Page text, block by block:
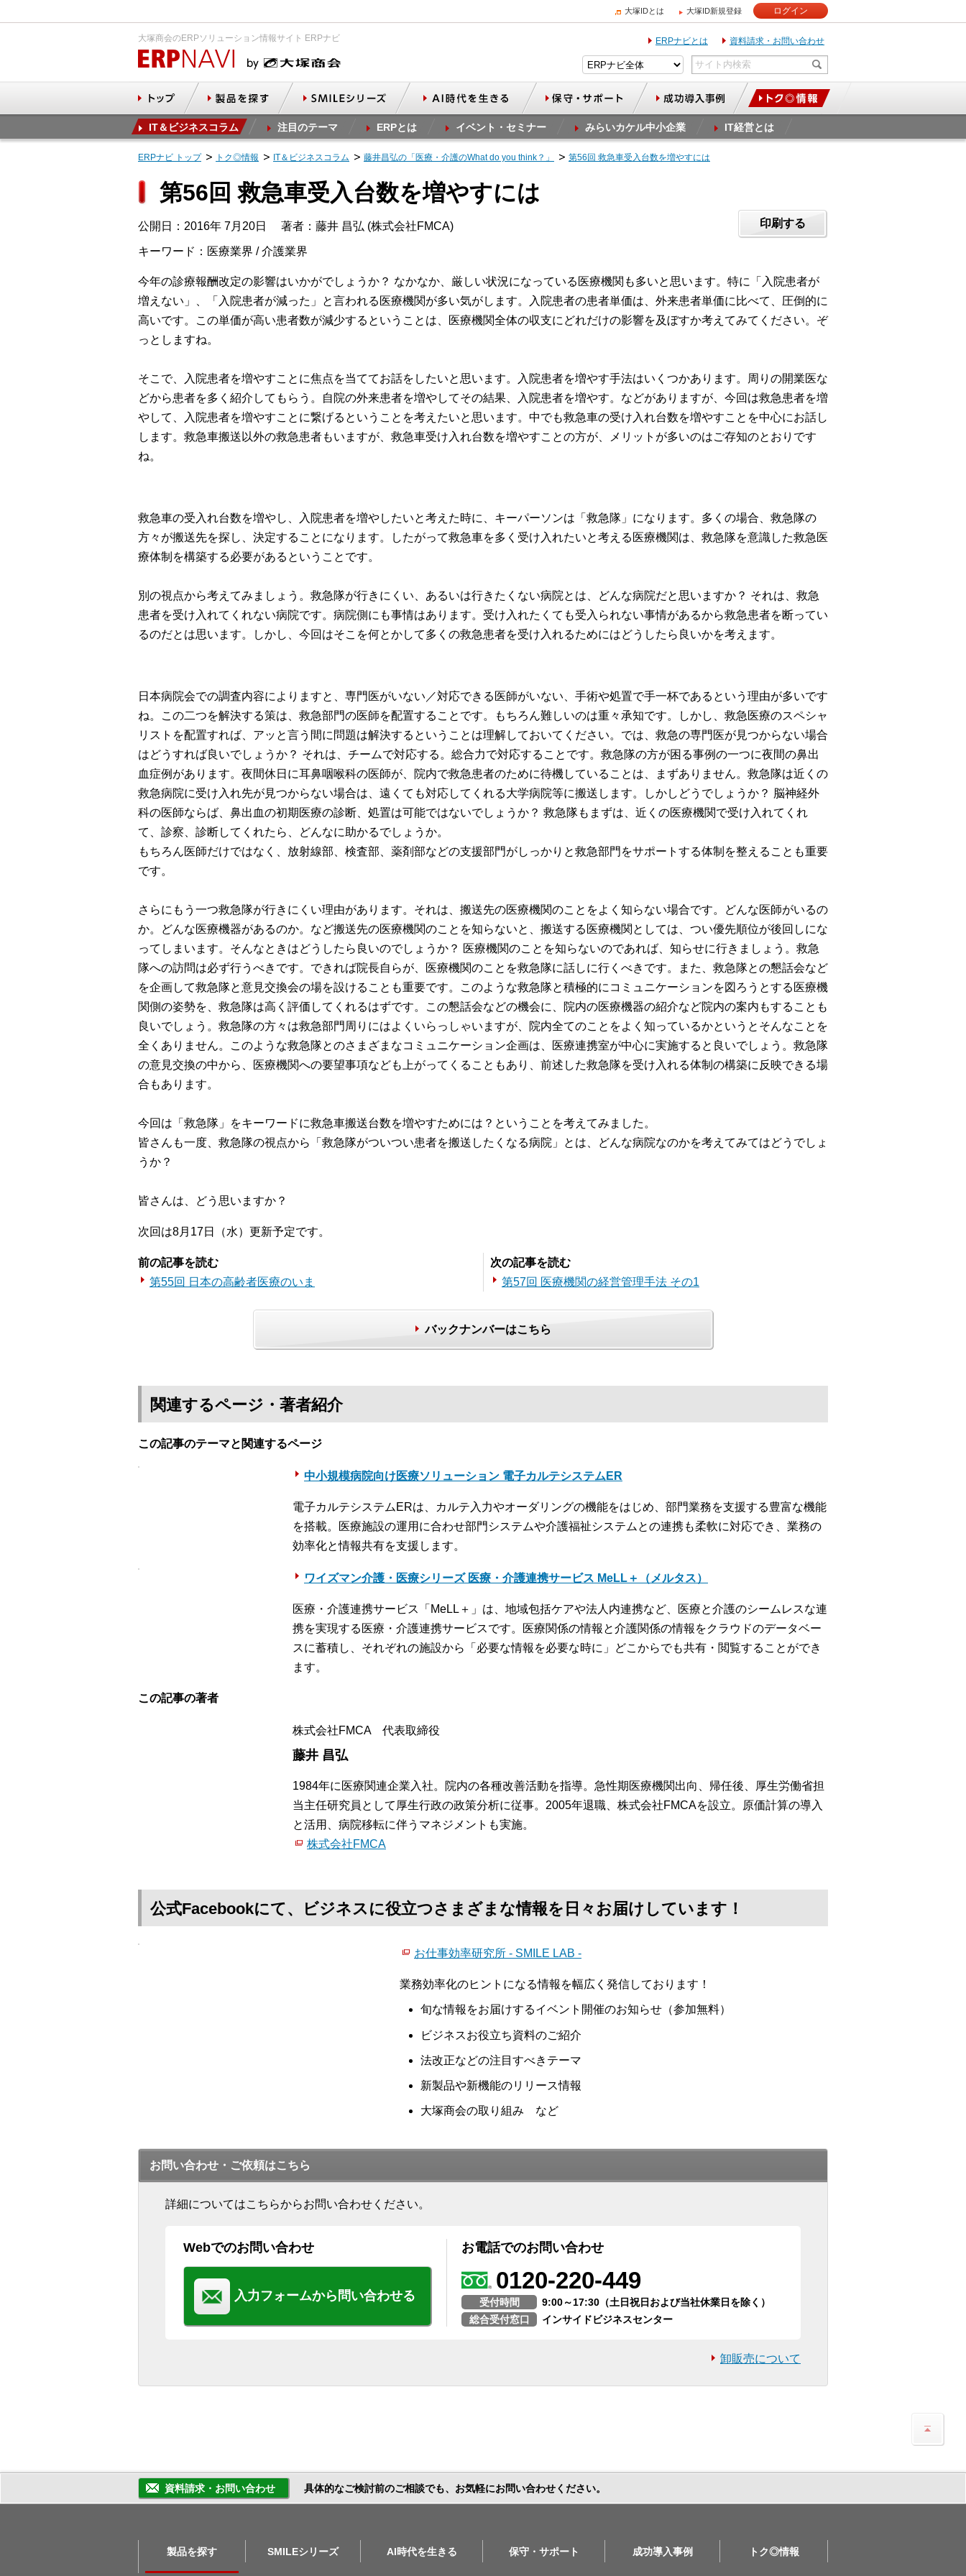
大塚IDとは 大塚ID新規登録 ログイン
大塚商会のERPソリューション情報サイト ERPナビ ERPナビとは 資料請求・お問い合わせ
IT＆ビジネスコラム 注目のテーマ ERPとは イベント・セミナー みらいカケル中小企業 IT経営とは
ERPナビ トップ トク◎情報 IT＆ビジネスコラム 藤井昌弘の「医療・介護のWhat do you think？」 第56回 救急車受入台数を増やすには
第56回 救急車受入台数を増やすには
公開日：2016年 7月20日 著者：藤井 昌弘 (株式会社FMCA)
キーワード：医療業界 / 介護業界
印刷する
今年の診療報酬改定の影響はいかがでしょうか？ なかなか、厳しい状況になっている医療機関も多いと思います。特に「入院患者が
増えない」、「入院患者が減った」と言われる医療機関が多い気がします。入院患者の患者単価は、外来患者単価に比べて、圧倒的に
高いです。この単価が高い患者数が減少するということは、医療機関全体の収支にどれだけの影響を及ぼすか考えてみてください。ぞ
っとしますね。
そこで、入院患者を増やすことに焦点を当ててお話をしたいと思います。入院患者を増やす手法はいくつかあります。周りの開業医な
どから患者を多く紹介してもらう。自院の外来患者を増やしてその結果、入院患者を増やす。などがありますが、今回は救急患者を増
やして、入院患者を増やすことに繋げるということを考えたいと思います。中でも救急車の受け入れ台数を増やすことを中心にお話し
します。救急車搬送以外の救急患者もいますが、救急車受け入れ台数を増やすことの方が、メリットが多いのはご存知のとおりです
ね。
救急車の受入れ台数を増やし、入院患者を増やしたいと考えた時に、キーパーソンは「救急隊」になります。多くの場合、救急隊の
方々が搬送先を探し、決定することになります。したがって救急車を多く受け入れたいと考える医療機関は、救急隊を意識した救急医
療体制を構築する必要があるということです。
別の視点から考えてみましょう。救急隊が行きにくい、あるいは行きたくない病院とは、どんな病院だと思いますか？ それは、救急
患者を受け入れてくれない病院です。病院側にも事情はあります。受け入れたくても受入られない事情があるから救急患者を断ってい
るのだとは思います。しかし、今回はそこを何とかして多くの救急患者を受け入れるためにはどうしたら良いかを考えます。
日本病院会での調査内容によりますと、専門医がいない／対応できる医師がいない、手術や処置で手一杯であるという理由が多いです
ね。この二つを解決する策は、救急部門の医師を配置することです。もちろん難しいのは重々承知です。しかし、救急医療のスペシャ
リストを配置すれば、アッと言う間に問題は解決するということは理解しておいてください。では、救急の専門医が見つからない場合
はどうすれば良いでしょうか？ それは、チームで対応する。総合力で対応することです。救急隊の方が困る事例の一つに夜間の鼻出
血症例があります。夜間休日に耳鼻咽喉科の医師が、院内で救急患者のために待機していることは、まずありません。救急隊は近くの
救急病院に受け入れ先が見つからない場合は、遠くても対応してくれる大学病院等に搬送します。しかしどうでしょうか？ 脳神経外
科の医師ならば、鼻出血の初期医療の診断、処置は可能ではないでしょうか？ 救急隊もまずは、近くの医療機関で受け入れてくれ
て、診察、診断してくれたら、どんなに助かるでしょうか。
もちろん医師だけではなく、放射線部、検査部、薬剤部などの支援部門がしっかりと救急部門をサポートする体制を整えることも重要
です。
さらにもう一つ救急隊が行きにくい理由があります。それは、搬送先の医療機関のことをよく知らない場合です。どんな医師がいるの
か。どんな医療機器があるのか。など搬送先の医療機関のことを知らないと、搬送する医療機関としては、つい優先順位が後回しにな
ってしまいます。そんなときはどうしたら良いのでしょうか？ 医療機関のことを知らないのであれば、知らせに行きましょう。救急
隊への訪問は必ず行うべきです。できれば院長自らが、医療機関のことを救急隊に話しに行くべきです。また、救急隊との懇話会など
を企画して救急隊と意見交換会の場を設けることも重要です。このような救急隊と積極的にコミュニケーションを図ろうとする医療機
関側の姿勢を、救急隊は高く評価してくれるはずです。この懇話会などの機会に、院内の医療機器の紹介など院内の案内もすることも
良いでしょう。救急隊の方々は救急部門周りにはよくいらっしゃいますが、院内全てのことをよく知っているかというとそんなことを
全くありません。このような救急隊とのさまざまなコミュニケーション企画は、医療連携室が中心に実施すると良いでしょう。救急隊
の意見交換の中から、医療機関への要望事項なども上がってくることもあり、前述した救急隊を受け入れる体制の構築に反映できる場
合もあります。
今回は「救急隊」をキーワードに救急車搬送台数を増やすためには？ということを考えてみました。
皆さんも一度、救急隊の視点から「救急隊がついつい患者を搬送したくなる病院」とは、どんな病院なのかを考えてみてはどうでしょ
うか？
皆さんは、どう思いますか？
次回は8月17日（水）更新予定です。
前の記事を読む
第55回 日本の高齢者医療のいま
次の記事を読む
第57回 医療機関の経営管理手法 その1
バックナンバーはこちら
関連するページ・著者紹介
この記事のテーマと関連するページ
中小規模病院向け医療ソリューション 電子カルテシステムER
電子カルテシステムERは、カルテ入力やオーダリングの機能をはじめ、部門業務を支援する豊富な機能
を搭載。医療施設の運用に合わせ部門システムや介護福祉システムとの連携も柔軟に対応でき、業務の
効率化と情報共有を支援します。
ワイズマン介護・医療シリーズ 医療・介護連携サービス MeLL＋（メルタス）
医療・介護連携サービス「MeLL＋」は、地域包括ケアや法人内連携など、医療と介護のシームレスな連
携を実現する医療・介護連携サービスです。医療関係の情報と介護関係の情報をクラウドのデータベー
スに蓄積し、それぞれの施設から「必要な情報を必要な時に」どこからでも共有・閲覧することができ
ます。
この記事の著者
株式会社FMCA 代表取締役
藤井 昌弘
1984年に医療関連企業入社。院内の各種改善活動を指導。急性期医療機関出向、帰任後、厚生労働省担
当主任研究員として厚生行政の政策分析に従事。2005年退職、株式会社FMCAを設立。原価計算の導入
と活用、病院移転に伴うマネジメントも実施。
株式会社FMCA
公式Facebookにて、ビジネスに役立つさまざまな情報を日々お届けしています！
お仕事効率研究所 - SMILE LAB -
業務効率化のヒントになる情報を幅広く発信しております！
旬な情報をお届けするイベント開催のお知らせ（参加無料）
ビジネスお役立ち資料のご紹介
法改正などの注目すべきテーマ
新製品や新機能のリリース情報
大塚商会の取り組み など
お問い合わせ・ご依頼はこちら
詳細についてはこちらからお問い合わせください。
Webでのお問い合わせ
入力フォームから問い合わせる
お電話でのお問い合わせ
0120-220-449
受付時間
9:00～17:30（土日祝日および当社休業日を除く）
総合受付窓口
インサイドビジネスセンター
卸販売について
資料請求・お問い合わせ 具体的なご検討前のご相談でも、お気軽にお問い合わせください。
製品を探す SMILEシリーズ AI時代を生きる 保守・サポート 成功導入事例 トク◎情報